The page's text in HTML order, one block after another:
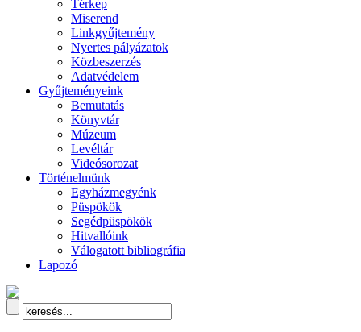
Térkép
Miserend
Linkgyűjtemény
Nyertes pályázatok
Közbeszerzés
Adatvédelem
Gyűjteményeink
Bemutatás
Könyvtár
Múzeum
Levéltár
Videósorozat
Történelmünk
Egyházmegyénk
Püspökök
Segédpüspökök
Hitvallóink
Válogatott bibliográfia
Lapozó